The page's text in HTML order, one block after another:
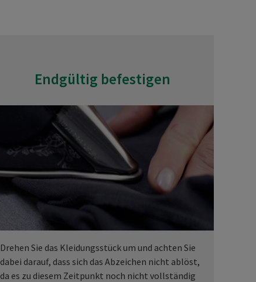
Endgültig befestigen
Drehen Sie das Kleidungsstück um und achten Sie
dabei darauf, dass sich das Abzeichen nicht ablöst,
da es zu diesem Zeitpunkt noch nicht vollständig